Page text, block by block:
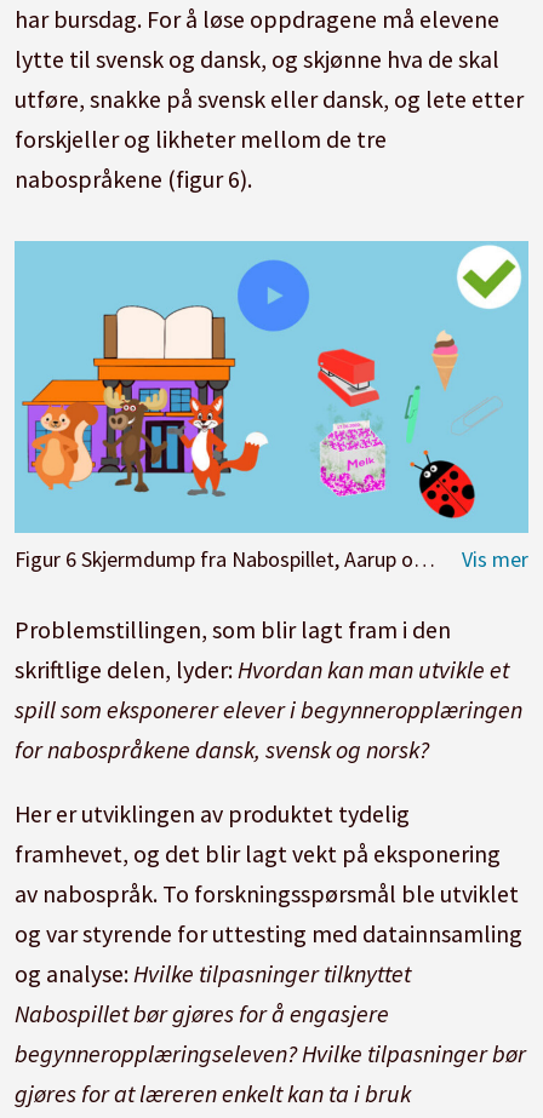
har bursdag. For å løse oppdragene må elevene
lytte til svensk og dansk, og skjønne hva de skal
utføre, snakke på svensk eller dansk, og lete etter
forskjeller og likheter mellom de tre
nabospråkene (figur 6).
Figur 6 Skjermdump fra Nabospillet, Aarup og Sandnes Torp (2022)
Problemstillingen, som blir lagt fram i den
skriftlige delen, lyder: Hvordan kan man utvikle et
spill som eksponerer elever i begynneropplæringen
for nabospråkene dansk, svensk og norsk?
Her er utviklingen av produktet tydelig
framhevet, og det blir lagt vekt på eksponering
av nabospråk. To forsk­ningsspørsmål ble utviklet
og var styrende for uttesting med datainnsamling
og analyse: Hvilke tilpasninger tilknyttet
Nabospillet bør gjøres for å engasjere
begynneropplæringseleven? Hvilke tilpasninger bør
gjøres for at læreren enkelt kan ta i bruk